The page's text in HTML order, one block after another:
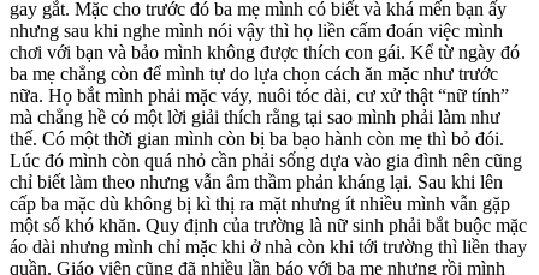
gay gắt. Mặc cho trước đó ba mẹ mình có biết và khá mến bạn ấy
nhưng sau khi nghe mình nói vậy thì họ liền cấm đoán việc mình
chơi với bạn và bảo mình không được thích con gái. Kể từ ngày đó
ba mẹ chẳng còn để mình tự do lựa chọn cách ăn mặc như trước
nữa. Họ bắt mình phải mặc váy, nuôi tóc dài, cư xử thật “nữ tính”
mà chẳng hề có một lời giải thích rằng tại sao mình phải làm như
thế. Có một thời gian mình còn bị ba bạo hành còn mẹ thì bỏ đói.
Lúc đó mình còn quá nhỏ cần phải sống dựa vào gia đình nên cũng
chỉ biết làm theo nhưng vẫn âm thầm phản kháng lại. Sau khi lên
cấp ba mặc dù không bị kì thị ra mặt nhưng ít nhiều mình vẫn gặp
một số khó khăn. Quy định của trường là nữ sinh phải bắt buộc mặc
áo dài nhưng mình chỉ mặc khi ở nhà còn khi tới trường thì liền thay
quần. Giáo viên cũng đã nhiều lần báo với ba mẹ nhưng rồi mình